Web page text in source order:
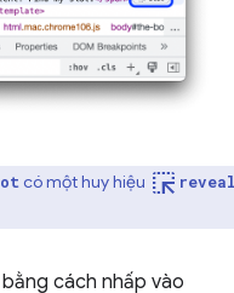
có một huy hiệu ink_selection
cách nhấp vào